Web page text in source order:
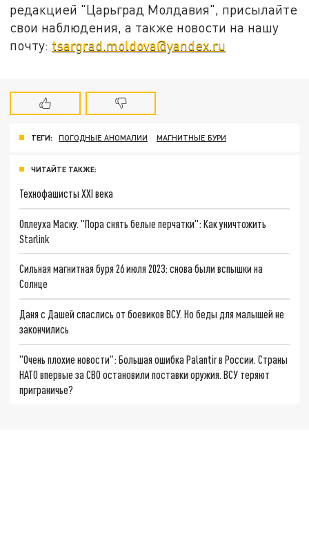
редакцией "Царьград Молдавия", присылайте
свои наблюдения, а также новости на нашу
почту: tsargrad.moldova@yandex.ru
ТЕГИ: ПОГОДНЫЕ АНОМАЛИИ МАГНИТНЫЕ БУРИ
ЧИТАЙТЕ ТАКЖЕ:
Технофашисты XXI века
Оплеуха Маску. "Пора снять белые перчатки": Как уничтожить
Starlink
Сильная магнитная буря 26 июля 2023: снова были вспышки на
Солнце
Даня с Дашей спаслись от боевиков ВСУ. Но беды для малышей не
закончились
"Очень плохие новости": Большая ошибка Palantir в России. Страны
НАТО впервые за СВО остановили поставки оружия. ВСУ теряют
приграничье?